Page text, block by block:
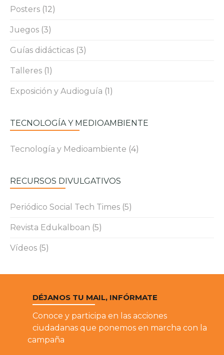
Posters (12)
Juegos (3)
Guías didácticas (3)
Talleres (1)
Exposición y Audioguía (1)
TECNOLOGÍA Y MEDIOAMBIENTE
Tecnología y Medioambiente (4)
RECURSOS DIVULGATIVOS
Periódico Social Tech Times (5)
Revista Edukalboan (5)
Vídeos (5)
DÉJANOS TU MAIL, INFÓRMATE
Conoce y participa en las acciones
ciudadanas que ponemos en marcha con la
campaña